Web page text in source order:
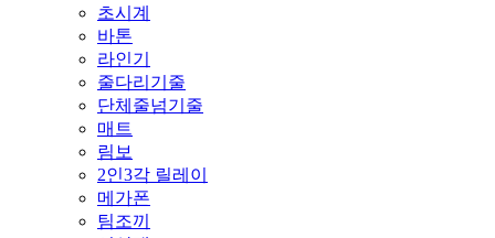
초시계
바톤
라인기
줄다리기줄
단체줄넘기줄
매트
림보
2인3각 릴레이
메가폰
팀조끼